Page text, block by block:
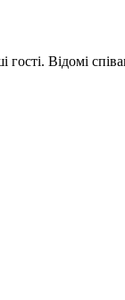
гості. Відомі